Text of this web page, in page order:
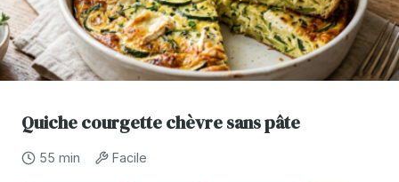
Quiche courgette chèvre sans pâte
55 min Facile